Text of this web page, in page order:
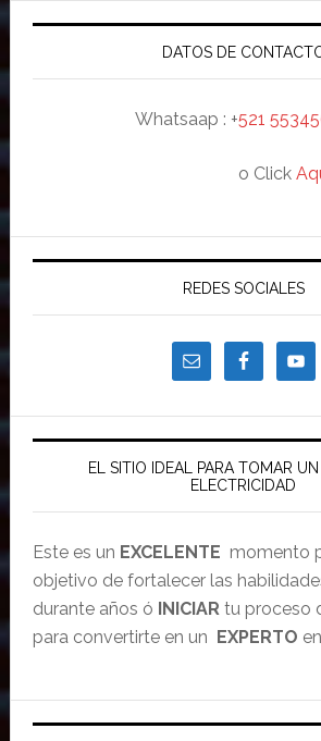
DATOS DE
Whatsaap : +521
o Click
REDES SOCIALES
EL SITIO IDEAL PARA TOMAR
ELECTRICIDAD
Este es un EXCELENTE momento
objetivo de fortalecer las
durante años ó INICIAR tu proceso
para convertirte en un EXPERTO